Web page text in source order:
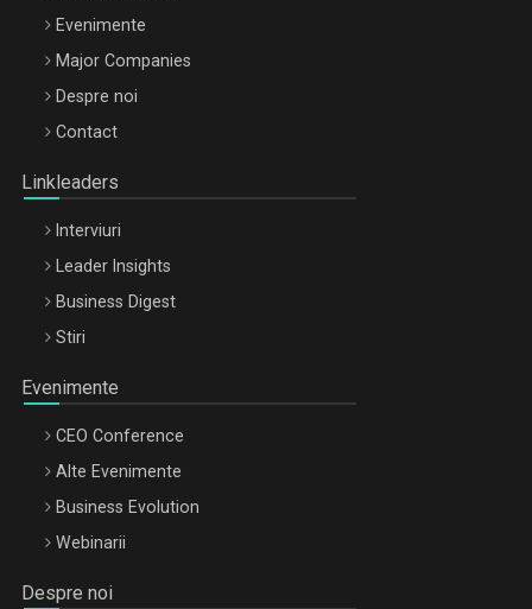
Be Inspired. Make it Happen!, ARTEMIS LETO, ORADEA, 8
Octombrie
Evenimente
Major Companies
Despre noi
Contact
Linkleaders
Interviuri
Leader Insights
Business Digest
Stiri
Evenimente
CEO Conference
Alte Evenimente
Business Evolution
Webinarii
Despre noi